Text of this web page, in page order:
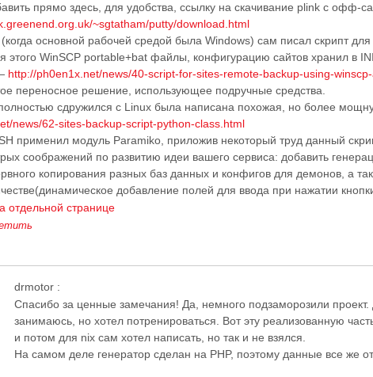
прямо здесь, для удобства, ссылку на скачивание plink с офф-
~sgtatham/putty/download.html
основной рабочей средой была Windows) сам писал скрипт для
этого WinSCP portable+bat файлы, конфигурацию сайтов хранил в
http://ph0en1x.net/news/40-script-for-sites-remote-backup-using-
переносное решение, использующее подручные средства.
сдружился с Linux была написана похожая, но более
news/62-sites-backup-script-python-class.html
применил модуль Paramiko, приложив некоторый труд данный
соображений по развитию идеи вашего сервиса: добавить
копирования разных баз данных и конфигов для демонов, а
добавление полей для ввода при нажатии
отдельной странице
drmotor:
Спасибо за ценные замечания! Да, немного подзаморозили
занимаюсь, но хотел потренироваться. Вот эту реализованную
и потом для nix сам хотел написать, но так и не взялся.
На самом деле генератор сделан на PHP, поэтому данные все же